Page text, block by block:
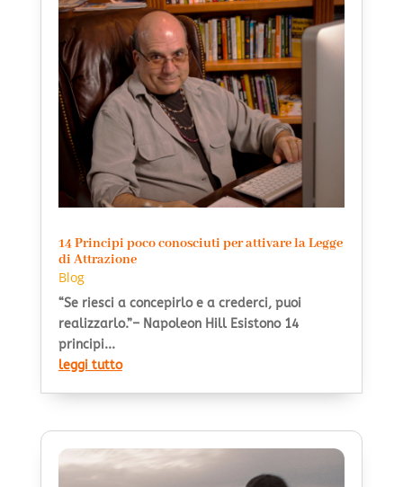
14 Principi poco conosciuti per attivare la Legge
di Attrazione
Blog
“Se riesci a concepirlo e a crederci, puoi
realizzarlo.”– Napoleon Hill Esistono 14
principi...
leggi tutto